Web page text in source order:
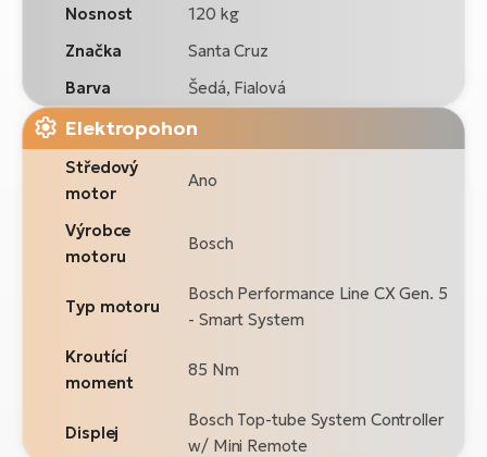
Nosnost
120 kg
Značka
Santa Cruz
Barva
Šedá, Fialová
Elektropohon
Středový
motor
Ano
Výrobce
motoru
Bosch
Typ motoru
Bosch Performance Line CX Gen. 5
- Smart System
Kroutící
moment
85 Nm
Displej
Bosch Top-tube System Controller
w/ Mini Remote